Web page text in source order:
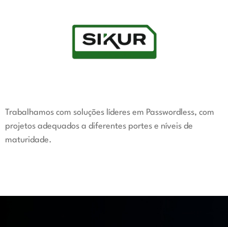
Trabalhamos com soluções líderes em Passwordless, com
projetos adequados a diferentes portes e níveis de
maturidade.